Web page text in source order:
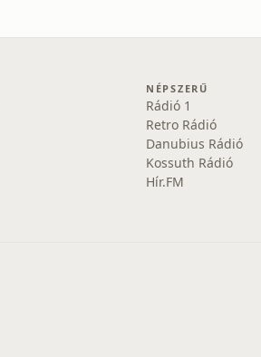
NÉPSZERŰ
Rádió 1
Retro Rádió
Danubius Rádió
Kossuth Rádió
Hír.FM